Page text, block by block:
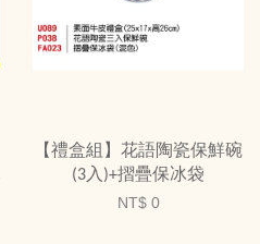
【禮盒組】花語陶瓷保鮮碗
(3入)+摺疊保冰袋
NT$ 0